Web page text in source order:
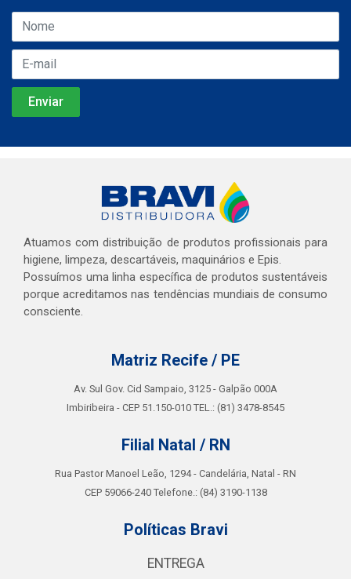
Atuamos com distribuição de produtos profissionais para
higiene, limpeza, descartáveis, maquinários e Epis.
Possuímos uma linha específica de produtos sustentáveis
porque acreditamos nas tendências mundiais de consumo
consciente.
Matriz Recife / PE
Av. Sul Gov. Cid Sampaio, 3125 - Galpão 000A
Imbiribeira - CEP 51.150-010 TEL.: (81) 3478-8545
Filial Natal / RN
Rua Pastor Manoel Leão, 1294 - Candelária, Natal - RN
CEP 59066-240 Telefone.: (84) 3190-1138
Políticas Bravi
ENTREGA